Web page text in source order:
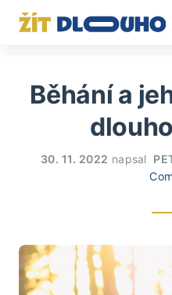
Běhání a
30. 11. 2022 napsal